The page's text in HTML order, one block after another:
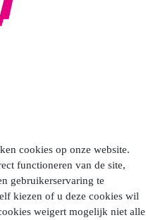
cookies op onze website.
functioneren van de site,
gebruikerservaring te
kiezen of u deze cookies wil
weigert mogelijk niet alle